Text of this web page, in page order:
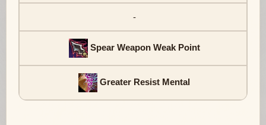
-
Spear Weapon Weak Point
Greater Resist Mental